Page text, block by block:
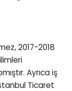
2017-2018
Ayrıca iş
Ticaret